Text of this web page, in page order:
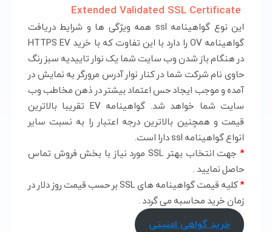
Extended Validated SSL Certificate
این نوع گواهینامه ssl همه ویژگی ها و شرایط دریافت
گواهینامه OV را دارد با این تفاوت که با خرید HTTPS EV
در هنگام باز شدن وب سایت شما یک نوار تاییدیه سبز رنگ
حاوی نام شرکت شما در کنار نوار آدرس مرورگر به نمایش در
آمده و موجب ایجاد حس اعتماد بیشتر در ذهن مخاطب وب
سایت شما خواهد شد. گواهینامه EV تقریبا بالاترین
قیمت و همچنین بالاترین درجه اعتبار را به نسبت سایر
انواع گواهینامه ssl دارا است.
*
جهت انتخاب بهتر SSL مورد نیاز با بخش فروش تماس
حاصل نمایید .
*
کلیه قیمت گواهینامه های SSL بر حسب قیمت روز دلار در
زمان خرید محاسبه می گردد .
خرید گواهی امنیتی